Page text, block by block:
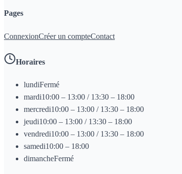
Pages
ConnexionCréer un compteContact
Horaires
lundiFermé
mardi10:00 – 13:00 / 13:30 – 18:00
mercredi10:00 – 13:00 / 13:30 – 18:00
jeudi10:00 – 13:00 / 13:30 – 18:00
vendredi10:00 – 13:00 / 13:30 – 18:00
samedi10:00 – 18:00
dimancheFermé